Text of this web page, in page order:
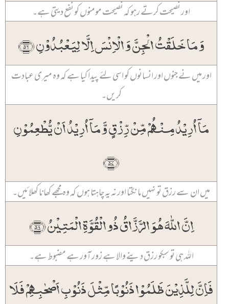
اور نصیحت کرتے رہو کہ نصیحت مومنوں کو نفع دیتی ہے۔
وَ مَا خَلَقۡتُ الۡجِنَّ وَ الۡاِنۡسَ اِلَّا لِیَعۡبُدُوۡنِ ﴿۵۶﴾
اور میں نے جنوں اور انسانوں کو اسی لئے پیدا کیا ہے کہ وہ میری عبادت
کریں۔
مَاۤ اُرِیۡدُ مِنۡہُمۡ مِّنۡ رِّزۡقٍ وَّ مَاۤ اُرِیۡدُ اَنۡ یُّطۡعِمُوۡنِ
﴿۵۷﴾
میں ان سے رزق تو نہیں مانگتا اور نہ یہ چاہتا ہوں کہ وہ مجھے کھانا کھلائیں۔
اِنَّ اللّٰہَ ہُوَ الرَّزَّاقُ ذُو الۡقُوَّۃِ الۡمَتِیۡنُ ﴿۵۸﴾
اللہ ہی تو سبکو رزق دینے والا ہے زور آور ہے مضبوط ہے۔
فَاِنَّ لِلَّذِیۡنَ ظَلَمُوۡا ذَنُوۡبًا مِّثۡلَ ذَنُوۡبِ اَصۡحٰبِہِمۡ فَلَا